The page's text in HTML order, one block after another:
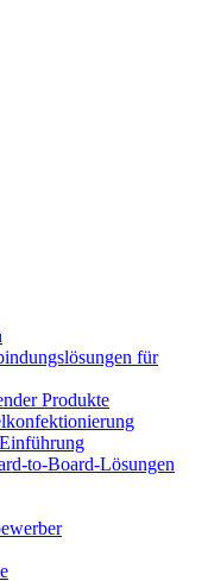
für
Produkte
to-Board-Lösungen